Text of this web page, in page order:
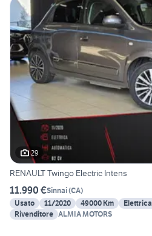
29
RENAULT Twingo Electric Intens
11.990 €Sinnai(CA)
Usato
11/2020 49000 Km Elettrica
Rivenditore ALMIA MOTORS